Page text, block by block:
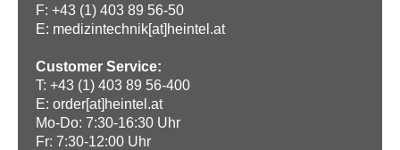
F: +43 (1) 403 89 56-50
E: medizintechnik[at]heintel.at
Customer Service:
T: +43 (1) 403 89 56-400
E: order[at]heintel.at
Mo-Do: 7:30-16:30 Uhr
Fr: 7:30-12:00 Uhr